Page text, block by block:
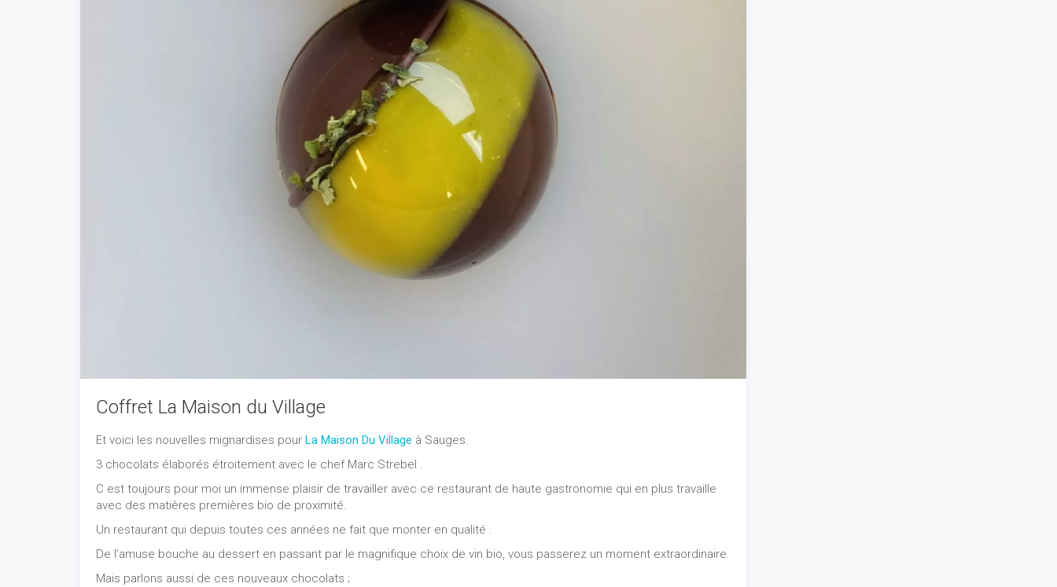
Coffret La Maison du Village
Et voici les nouvelles mignardises pour La Maison Du Village à Sauges.
3 chocolats élaborés étroitement avec le chef Marc Strebel .
C est toujours pour moi un immense plaisir de travailler avec ce restaurant de haute gastronomie qui en plus travaille
avec des matières premières bio de proximité.
Un restaurant qui depuis toutes ces années ne fait que monter en qualité .
De l’amuse bouche au dessert en passant par le magnifique choix de vin bio, vous passerez un moment extraordinaire.
Mais parlons aussi de ces nouveaux chocolats ;